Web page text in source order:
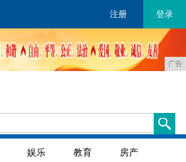
注册 登录
广告
娱乐 教育
房产